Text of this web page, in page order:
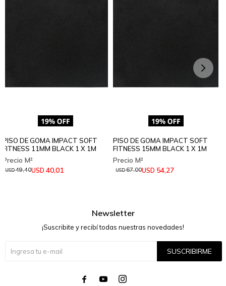
PISO DE GOMA IMPACT SOFT
FITNESS 11MM BLACK 1 X 1M
USD 40,01
USD49,40
PISO DE GOMA IMPACT SOFT
FITNESS 15MM BLACK 1 X 1M
USD 54,27
USD67,00
Newsletter
¡Suscribite y recibí todas nuestras novedades!
SUSCRIBIRME
  